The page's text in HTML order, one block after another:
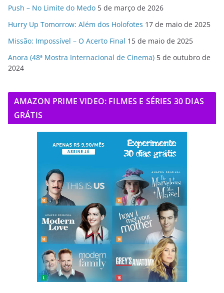
Push – No Limite do Medo 5 de março de 2026
Hurry Up Tomorrow: Além dos Holofotes 17 de maio de 2025
Missão: Impossível – O Acerto Final 15 de maio de 2025
Anora (48ª Mostra Internacional de Cinema) 5 de outubro de
2024
AMAZON PRIME VIDEO: FILMES E SÉRIES 30 DIAS
GRÁTIS